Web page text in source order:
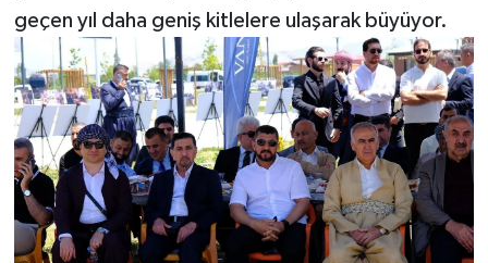
geçen yıl daha geniş kitlelere ulaşarak büyüyor.